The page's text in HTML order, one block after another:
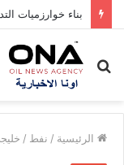
بناء خوارزميات
بحث
الرئيسية / نفط /